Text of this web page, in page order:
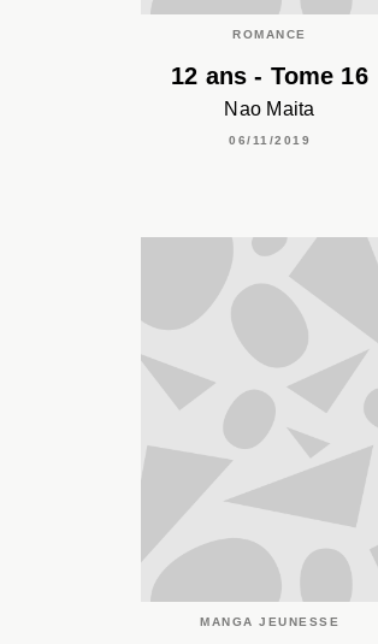
ROMANCE
12 ans - Tome 16
Nao Maita
06/11/2019
MANGA JEUNESSE